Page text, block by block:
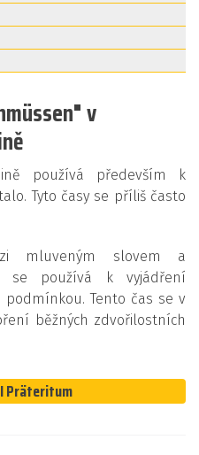
v
používá především k
Tyto časy se příliš často
mluveným slovem a
se používá k vyjádření
Tento čas se v
běžných zdvořilostních
Präteritum